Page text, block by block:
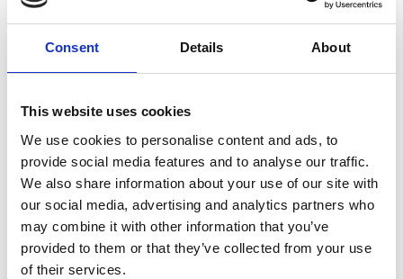
Consent Details About
This website uses cookies
We use cookies to personalise content and ads, to
provide social media features and to analyse our traffic.
We also share information about your use of our site with
our social media, advertising and analytics partners who
may combine it with other information that you’ve
provided to them or that they’ve collected from your use
of their services.